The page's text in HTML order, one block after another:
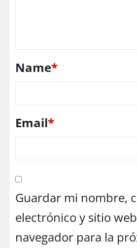
Name*
Email*
Guardar mi nombre,
electrónico y sitio
navegador para la